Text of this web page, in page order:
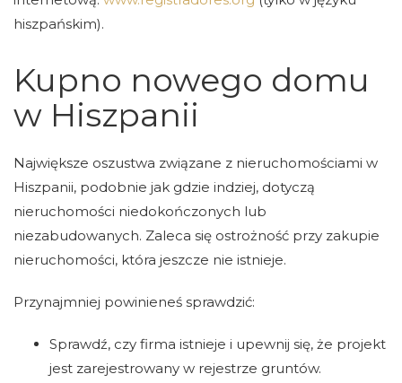
hiszpańskim).
Kupno nowego domu
w Hiszpanii
Największe oszustwa związane z nieruchomościami w
Hiszpanii, podobnie jak gdzie indziej, dotyczą
nieruchomości niedokończonych lub
niezabudowanych. Zaleca się ostrożność przy zakupie
nieruchomości, która jeszcze nie istnieje.
Przynajmniej powinieneś sprawdzić:
Sprawdź, czy firma istnieje i upewnij się, że projekt
jest zarejestrowany w rejestrze gruntów.